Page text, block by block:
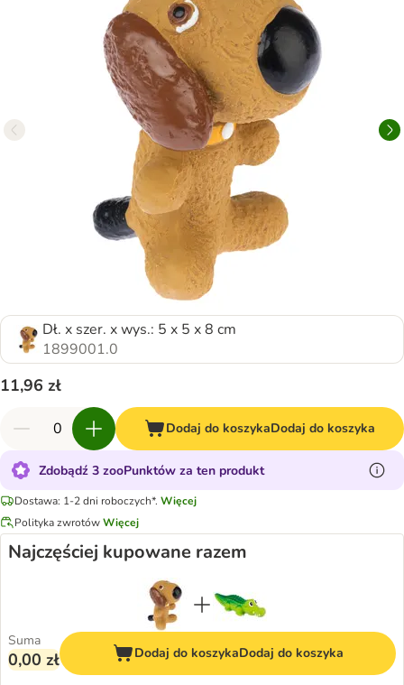
Dł. x szer. x wys.: 5 x 5 x 8 cm
1899001.0
11,96 zł
Dodaj do koszykaDodaj do koszyka
Zdobądź 3 zooPunktów za ten produkt
Dostawa: 1-2 dni roboczych*. Więcej
Polityka zwrotówWięcej
Najczęściej kupowane razem
Suma
0,00 zł Dodaj do koszykaDodaj do koszyka